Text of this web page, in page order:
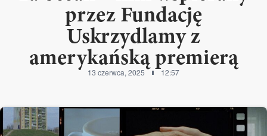
przez Fundację
Uskrzydlamy z
amerykańską premierą
13 czerwca, 2025 12:57